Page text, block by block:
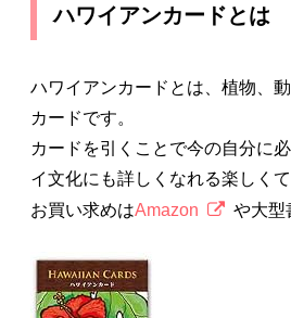
ハワイアンカードとは
ハワイアンカードとは、植物、
カードです。
カードを引くことで今の自分に
イ文化にも詳しくなれる楽しく
お買い求めはAmazon や大型